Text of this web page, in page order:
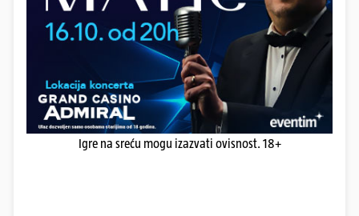
Igre na sreću mogu izazvati ovisnost. 18+